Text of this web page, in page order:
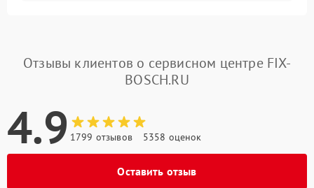
Отзывы клиентов о сервисном центре FIX-
BOSCH.RU
4.9 1799 отзывов 5358 оценок
Оставить отзыв